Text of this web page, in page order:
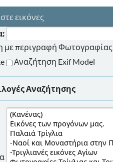
εικόνες
με περιγραφή Φωτογραφίας
Αναζήτηση Exif Model
Αναζήτησης